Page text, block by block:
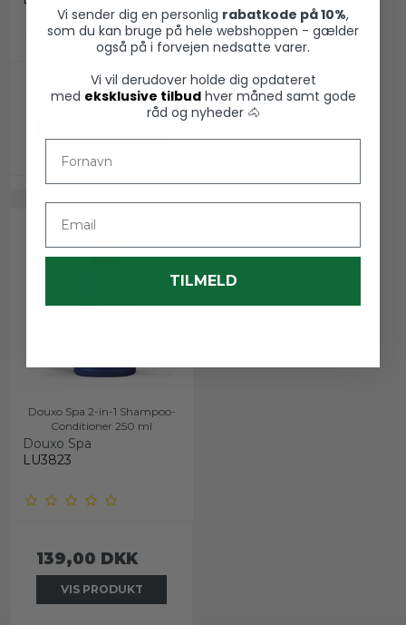
139,00 DKK
Douxo Spa 2-in-1 Shampoo-
Conditioner 250 ml
Douxo Spa
LU3823
139,00 DKK
VIS PRODUKT
Vi sender dig en personlig rabatkode på 10%,
som du kan bruge på hele webshoppen - gælder
også på i forvejen nedsatte varer.
Vi vil derudover holde dig opdateret
med eksklusive tilbudhver måned samt gode
råd og nyheder 🐴
TILMELD